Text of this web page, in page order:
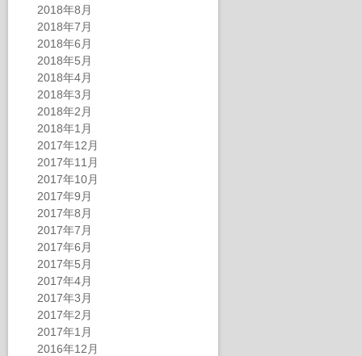
2018年8月
2018年7月
2018年6月
2018年5月
2018年4月
2018年3月
2018年2月
2018年1月
2017年12月
2017年11月
2017年10月
2017年9月
2017年8月
2017年7月
2017年6月
2017年5月
2017年4月
2017年3月
2017年2月
2017年1月
2016年12月